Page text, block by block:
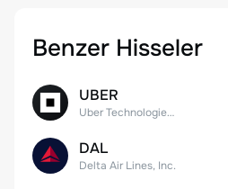
Benzer Hisseler
UBER
Uber Technologies, Inc.
DAL
Delta Air Lines, Inc.